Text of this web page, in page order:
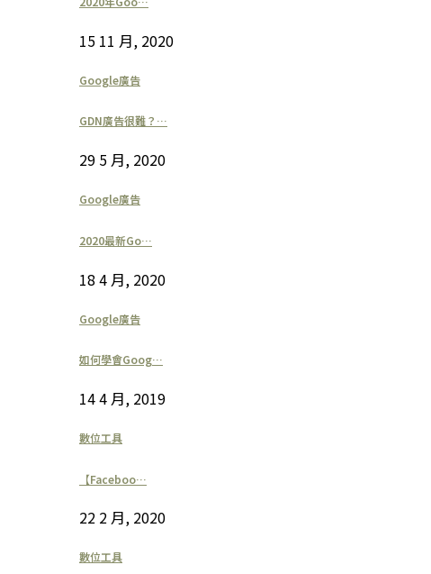
15 11 月, 2020
Google廣告
GDN廣告很難？…
29 5 月, 2020
Google廣告
2020最新Go…
18 4 月, 2020
Google廣告
如何學會Goog…
14 4 月, 2019
數位工具
【Faceboo…
22 2 月, 2020
數位工具